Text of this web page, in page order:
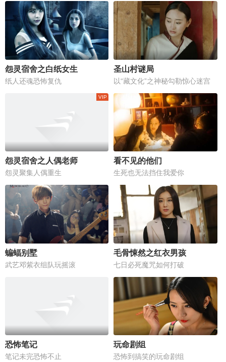
怨灵宿舍之白纸女生
纸人还魂恐怖复仇
圣山村谜局
以“藏文化”之神秘勾勒惊心迷宫
怨灵宿舍之人偶老师
怨灵聚集人偶重生
看不见的他们
生死也无法挡住我爱你
蝙蝠别墅
武艺邓紫衣组队玩摇滚
毛骨悚然之红衣男孩
七日必死魔咒如何打破
恐怖笔记
笔记未完恐怖不止
玩命剧组
恐怖到搞笑的玩命剧组